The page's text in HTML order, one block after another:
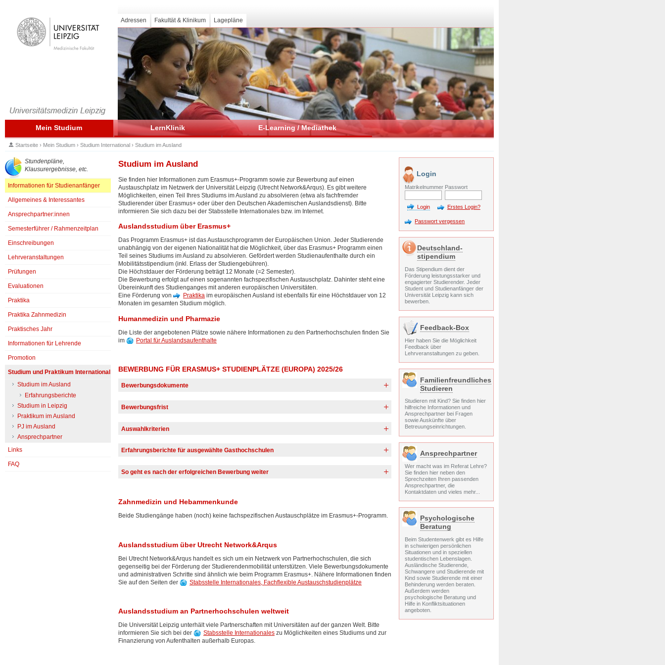
Adressen Fakultät & Klinikum Lagepläne
Mein Studium LernKlinik E-Learning / Mediathek
Startseite› Mein Studium › Studium International › Studium im Ausland
Stundenpläne,
Klausurergebnisse, etc.
Informationen für Studienanfänger
Allgemeines & Interessantes
Ansprechpartner:innen
Semesterführer / Rahmenzeitplan
Einschreibungen
Lehrveranstaltungen
Prüfungen
Evaluationen
Praktika
Praktika Zahnmedizin
Praktisches Jahr
Informationen für Lehrende
Promotion
Studium und Praktikum International
Studium im Ausland
Erfahrungsberichte
Studium in Leipzig
Praktikum im Ausland
PJ im Ausland
Ansprechpartner
Links
FAQ
Studium im Ausland
Sie finden hier Informationen zum Erasmus+-Programm sowie zur Bewerbung auf einen
Austauschplatz im Netzwerk der Universität Leipzig (Utrecht Network&Arqus). Es gibt weitere
Möglichkeiten, einen Teil Ihres Studiums im Ausland zu absolvieren (etwa als fachfremder
Studierender über Erasmus+ oder über den Deutschen Akademischen Auslandsdienst). Bitte
informieren Sie sich dazu bei der Stabsstelle Internationales bzw. im Internet.
Auslandsstudium über Erasmus+
Das Programm Erasmus+ ist das Austauschprogramm der Europäischen Union. Jeder Studierende
unabhängig von der eigenen Nationalität hat die Möglichkeit, über das Erasmus+ Programm einen
Teil seines Studiums im Ausland zu absolvieren. Gefördert werden Studienaufenthalte durch ein
Mobilitätsstipendium (inkl. Erlass der Studiengebühren).
Die Höchstdauer der Förderung beträgt 12 Monate (=2 Semester).
Die Bewerbung erfolgt auf einen sogenannten fachspezifischen Austauschplatz. Dahinter steht eine
Übereinkunft des Studienganges mit anderen europäischen Universitäten.
Eine Förderung von
Praktikaim europäischen Ausland ist ebenfalls für eine Höchstdauer von 12
Monaten im gesamten Studium möglich.
Humanmedizin und Pharmazie
Die Liste der angebotenen Plätze sowie nähere Informationen zu den Partnerhochschulen finden Sie
im
Portal für Auslandsaufenthalte
BEWERBUNG FÜR ERASMUS+ STUDIENPLÄTZE (EUROPA) 2025/26
Bewerbungsdokumente
Bewerbungsformular
Zertifizierter Sprachnachweis, KEIN Abiturzeugnis (Sprachnachweise des Sprachenzentrums
Bewerbungsfrist
erasmus@medizin.uni-leipzig.de
Auswahlkriterien
Zertifizierte (kein Abiturzeugnis!) Sprachkenntnisse gemäß Anforderungen der
Erfahrungsberichte für ausgewählte Gasthochschulen
So geht es nach der erfolgreichen Bewerbung weiter
Erasmus-Stipendium deckt in der Regel nur einen Teil der Aufwendungen im Ausland ab und
an der Pflege von Angehörigen).
erworbenen Leistungen zu geben.
Sie nutzen die Zeit bis zu Ihrem Auslandsaufenthalt für die Verbesserung Ihrer Kenntnisse in der
Landes- bzw. Regionalsprache. Eine Möglichkeit neben den Kursen etwa des Sprachenzentrums
der Universität ist auch das
Autonome Sprachenlernen im Tandem
Zahnmedizin und Hebammenkunde
Beide Studiengänge haben (noch) keine fachspezifischen Austauschplätze im Erasmus+-Programm.
Auslandsstudium über Utrecht Network&Arqus
Bei Utrecht Network&Arqus handelt es sich um ein Netzwerk von Partnerhochschulen, die sich
gegenseitig bei der Förderung der Studierendenmobilität unterstützen. Viele Bewerbungsdokumente
und administrativen Schritte sind ähnlich wie beim Programm Erasmus+. Nähere Informationen finden
Sie auf den Seiten der
Stabsstelle Internationales, Fachflexible Austauschstudienplätze
Auslandsstudium an Partnerhochschulen weltweit
Die Universität Leipzig unterhält viele Partnerschaften mit Universitäten auf der ganzen Welt. Bitte
informieren Sie sich bei der
Stabsstelle Internationaleszu Möglichkeiten eines Studiums und zur
Finanzierung von Aufenthalten außerhalb Europas.
Login
Matrikelnummer Passwort
Erstes Login?
Passwort vergessen
Deutschland-
stipendium
Das Stipendium dient der
Förderung leistungsstarker und
engagierter Studierender. Jeder
Student und Studienanfänger der
Universität Leipzig kann sich
bewerben.
Feedback-Box
Hier haben Sie die Möglichkeit
Feedback über
Lehrveranstaltungen zu geben.
Familienfreundliches
Studieren
Studieren mit Kind? Sie finden hier
hilfreiche Informationen und
Ansprechpartner bei Fragen
sowie Auskünfte über
Betreuungseinrichtungen.
Ansprechpartner
Wer macht was im Referat Lehre?
Sie finden hier neben den
Sprechzeiten Ihren passenden
Ansprechpartner, die
Kontaktdaten und vieles mehr...
Psychologische
Beratung
Beim Studentenwerk gibt es Hilfe
in schwierigen persönlichen
Situationen und in speziellen
studentischen Lebenslagen.
Ausländische Studierende,
Schwangere und Studierende mit
Kind sowie Studierende mit einer
Behinderung werden beraten.
Außerdem werden
psychologische Beratung und
Hilfe in Konfliktsituationen
angeboten.